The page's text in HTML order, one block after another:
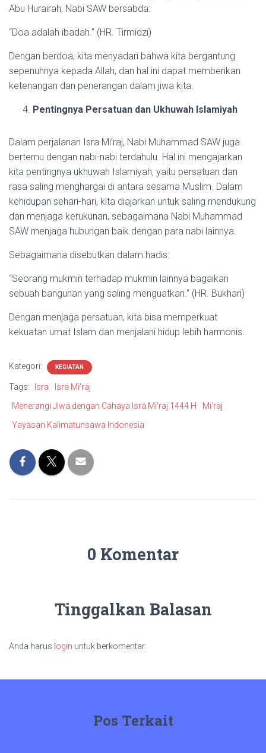
Abu Hurairah, Nabi SAW bersabda:
“Doa adalah ibadah.” (HR. Tirmidzi)
Dengan berdoa, kita menyadari bahwa kita bergantung
sepenuhnya kepada Allah, dan hal ini dapat memberikan
ketenangan dan penerangan dalam jiwa kita.
Pentingnya Persatuan dan Ukhuwah Islamiyah
Dalam perjalanan Isra Mi’raj, Nabi Muhammad SAW juga
bertemu dengan nabi-nabi terdahulu. Hal ini mengajarkan
kita pentingnya ukhuwah Islamiyah, yaitu persatuan dan
rasa saling menghargai di antara sesama Muslim. Dalam
kehidupan sehari-hari, kita diajarkan untuk saling mendukung
dan menjaga kerukunan, sebagaimana Nabi Muhammad
SAW menjaga hubungan baik dengan para nabi lainnya.
Sebagaimana disebutkan dalam hadis:
“Seorang mukmin terhadap mukmin lainnya bagaikan
sebuah bangunan yang saling menguatkan.” (HR. Bukhari)
Dengan menjaga persatuan, kita bisa memperkuat
kekuatan umat Islam dan menjalani hidup lebih harmonis.
Kategori: KEGIATAN
Tags: Isra
Isra Mi'raj
Menerangi Jiwa dengan Cahaya Isra Mi'raj 1444 H
Mi'raj
Yayasan Kalimatunsawa Indonesia
0 Komentar
Tinggalkan Balasan
Anda harus login untuk berkomentar.
Pos Terkait